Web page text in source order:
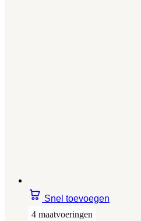
Snel toevoegen
4 maatvoeringen